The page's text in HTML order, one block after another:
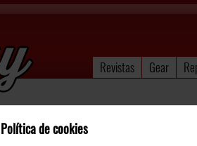
Revistas Gear
Política de cookies